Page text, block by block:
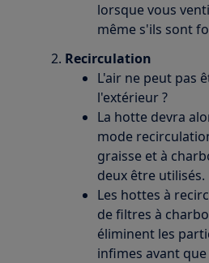
lorsque vous
même s'ils sont
Recirculation
L'air ne peut pas
l'extérieur ?
La hotte devra
mode
graisse et à
deux être utilisés.
Les hottes à
de filtres à
éliminent les
infimes avant